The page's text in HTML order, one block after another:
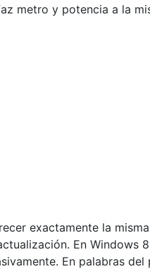
metro y potencia a la
exactamente la
En
En palabras